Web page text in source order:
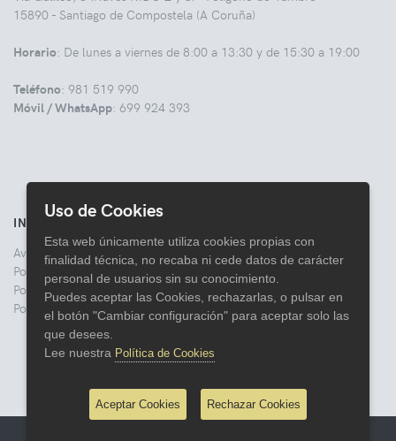
15890 - Santiago de Compostela (A Coruña)
Horario: De lunes a viernes de 8:00 a 13:30 y de 15:30 a 19:00
Teléfono: 981 519 990
Móvil / WhatsApp: 699 924 393
INFORMACIÓN
Aviso legal
Politica de Privacidad
Política de Cookies
Política de Devoluciones
Uso de Cookies
Esta web únicamente utiliza cookies propias con
finalidad técnica, no recaba ni cede datos de carácter
personal de usuarios sin su conocimiento.
Puedes aceptar las Cookies, rechazarlas, o pulsar en
el botón "Cambiar configuración" para aceptar solo las
que desees.
Lee nuestra Política de Cookies
Aceptar Cookies Rechazar Cookies